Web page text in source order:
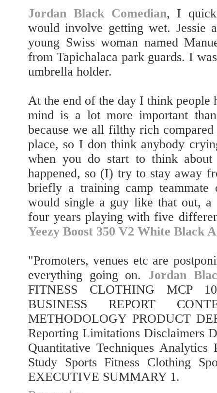
Jordan Black Comedian, I
would involve getting wet. Jessie
young Swiss woman named
from Tapichalaca park guards. I
umbrella holder.
At the end of the day I think people
mind is a lot more important
because we all filthy rich
place, so I don think anybody
when you do start to think about
happened, so (I) try to stay away
briefly a training camp
would single a guy like that out, a
four years playing with five
Yeezy Boost 350 V2 White Black
"Promoters, venues etc are
everything going on. Jordan
FITNESS CLOTHING MCP
BUSINESS REPORT
METHODOLOGY PRODUCT
Reporting Limitations Disclaimers
Quantitative Techniques
Study Sports Fitness Clothing
EXECUTIVE SUMMARY 1.